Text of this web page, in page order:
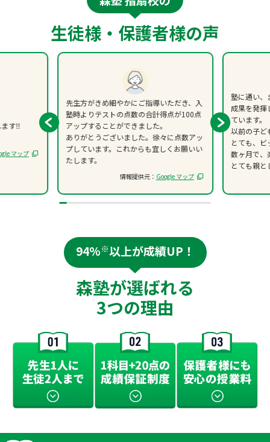
生徒様・保護者様の声
す‼︎
マップ
先生方がきめ細やかにご指導いただき、入
塾時よりテストの点数の合計得点が100点
アップすることができました。
ありがとうございました。徐々に点数アッ
プしています。これからも宜しくお願いい
たします。
情報提供元： Google マップ
塾に通い、
成果を発揮
ています。
以前の子ど
とても、ビ
数ヶ月で、
とても親と
94%※以上が成績UP！
森塾が選ばれる
3つの理由